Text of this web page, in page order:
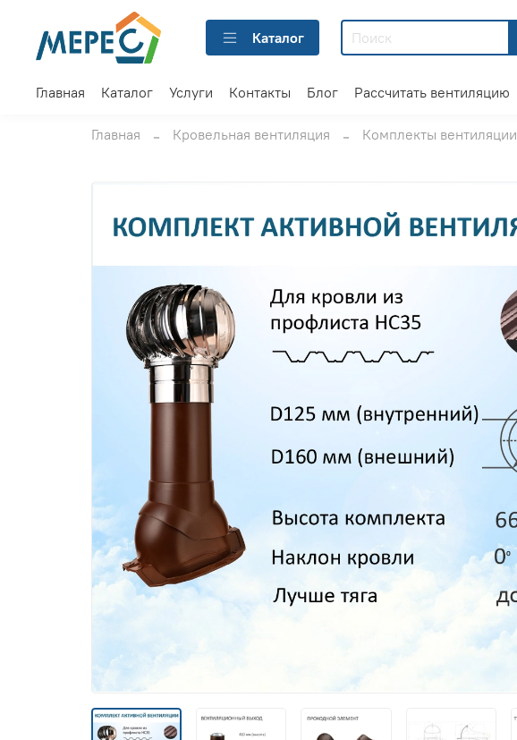
Каталог
Главная Каталог Услуги Контакты Блог Рассчитать вентиляцию
Главная Кровельная вентиляция Комплекты вентиляции